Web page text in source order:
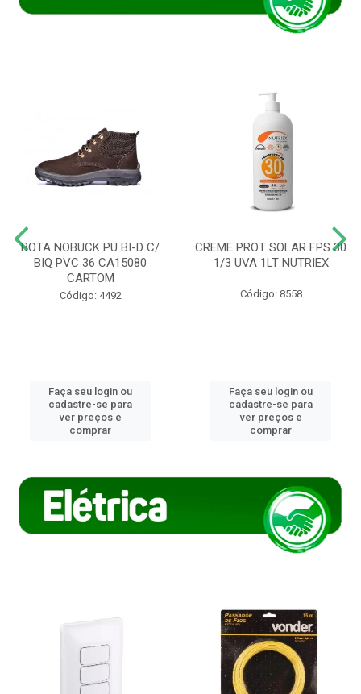
BOTA NOBUCK PU BI-D C/
BIQ PVC 36 CA15080
CARTOM
Código: 4492
Faça seu login ou
cadastre-se para
ver preços e
comprar
CREME PROT SOLAR FPS 30
1/3 UVA 1LT NUTRIEX
Código: 8558
Faça seu login ou
cadastre-se para
ver preços e
comprar